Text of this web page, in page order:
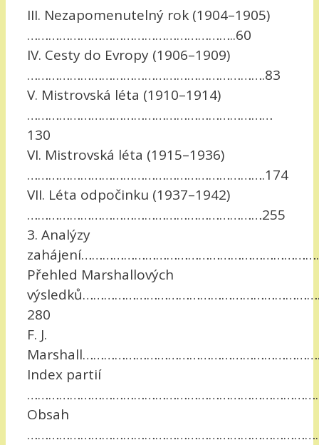
III. Nezapomenutelný rok (1904–1905)
…………………………………………………..60
IV. Cesty do Evropy (1906–1909)
………………………………………………………….83
V. Mistrovská léta (1910–1914)
……………………………………………………………
130
VI. Mistrovská léta (1915–1936)
………………………………………………………….174
VII. Léta odpočinku (1937–1942)
…………………………………………………………255
3. Analýzy
Přehled Marshallových
280
F. J.
Index partií
Obsah